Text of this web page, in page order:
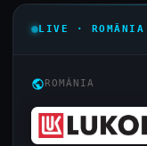
LIVE · ROMÂNIA
publicROMÂNIA